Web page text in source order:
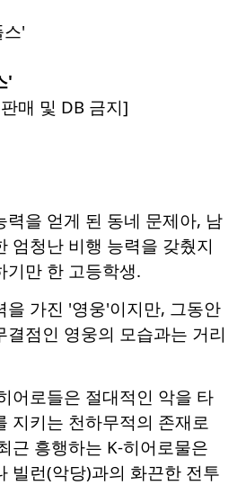
'
매 및 DB 금지]
력을 얻게 된 동네 문제아, 남
엄청난 비행 능력을 갖췄지
기만 한 고등학생.
을 가진 '영웅'이지만, 그동안
결점인 영웅의 모습과는 거리
어로들은 절대적인 악을 타
지키는 천하무적의 존재로
근 흥행하는 K-히어로물은
빌런(악당)과의 화끈한 전투